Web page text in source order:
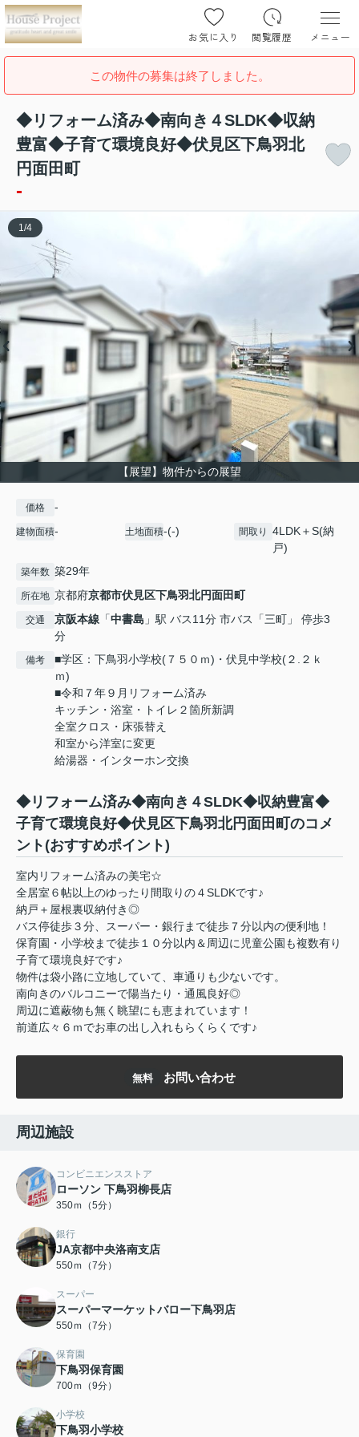
お気に入り 閲覧履歴 メニュー
この物件の募集は終了しました。
◆リフォーム済み◆南向き４SLDK◆収納
豊富◆子育て環境良好◆伏見区下鳥羽北
円面田町
-
【展望】物件からの展望
1 /4
価格 -
建物面積- 土地面積-(-) 間取り
4LDK＋S(納
戸)
築年数 築29年
所在地 京都府京都市伏見区下鳥羽北円面田町
交通 京阪本線 「中書島 」駅 バス11分 市バス「三町」 停歩3
分
備考
■学区：下鳥羽小学校(７５０ｍ)・伏見中学校(２.２ｋ
ｍ)
■令和７年９月リフォーム済み
キッチン・浴室・トイレ２箇所新調
全室クロス・床張替え
和室から洋室に変更
給湯器・インターホン交換
◆リフォーム済み◆南向き４SLDK◆収納豊富◆
子育て環境良好◆伏見区下鳥羽北円面田町のコメ
ント(おすすめポイント)
室内リフォーム済みの美宅☆
全居室６帖以上のゆったり間取りの４SLDKです♪
納戸＋屋根裏収納付き◎
バス停徒歩３分、スーパー・銀行まで徒歩７分以内の便利地！
保育園・小学校まで徒歩１０分以内＆周辺に児童公園も複数有り
子育て環境良好です♪
物件は袋小路に立地していて、車通りも少ないです。
南向きのバルコニーで陽当たり・通風良好◎
周辺に遮蔽物も無く眺望にも恵まれています！
前道広々６ｍでお車の出し入れもらくらくです♪
無料 お問い合わせ
周辺施設
コンビニエンスストア
ローソン 下鳥羽柳長店
350ｍ（5分）
銀行
JA京都中央洛南支店
550ｍ（7分）
スーパー
スーパーマーケットバロー下鳥羽店
550ｍ（7分）
保育園
下鳥羽保育園
700ｍ（9分）
小学校
下鳥羽小学校